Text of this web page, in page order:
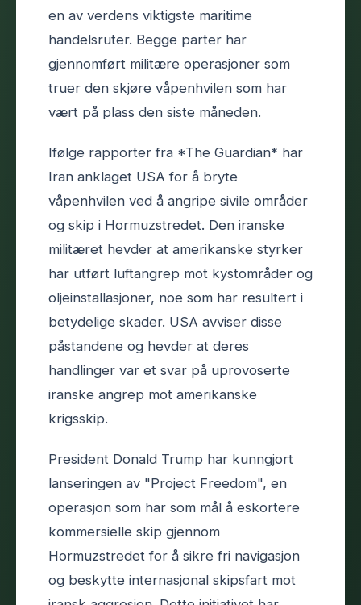
en av verdens viktigste maritime
handelsruter. Begge parter har
gjennomført militære operasjoner som
truer den skjøre våpenhvilen som har
vært på plass den siste måneden.
Ifølge rapporter fra *The Guardian* har
Iran anklaget USA for å bryte
våpenhvilen ved å angripe sivile områder
og skip i Hormuzstredet. Den iranske
militæret hevder at amerikanske styrker
har utført luftangrep mot kystområder og
oljeinstallasjoner, noe som har resultert i
betydelige skader. USA avviser disse
påstandene og hevder at deres
handlinger var et svar på uprovoserte
iranske angrep mot amerikanske
krigsskip.
President Donald Trump har kunngjort
lanseringen av "Project Freedom", en
operasjon som har som mål å eskortere
kommersielle skip gjennom
Hormuzstredet for å sikre fri navigasjon
og beskytte internasjonal skipsfart mot